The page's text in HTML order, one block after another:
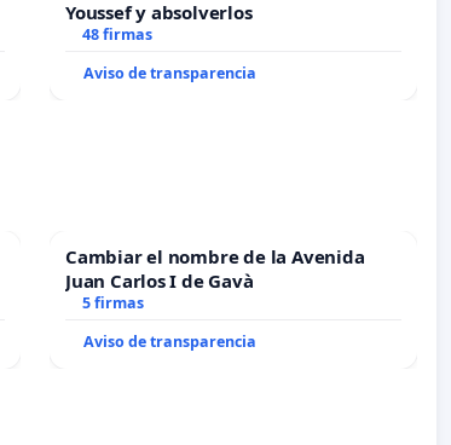
Youssef y absolverlos
48 firmas
Aviso de transparencia
Cambiar el nombre de la Avenida
Juan Carlos I de Gavà
5 firmas
Aviso de transparencia